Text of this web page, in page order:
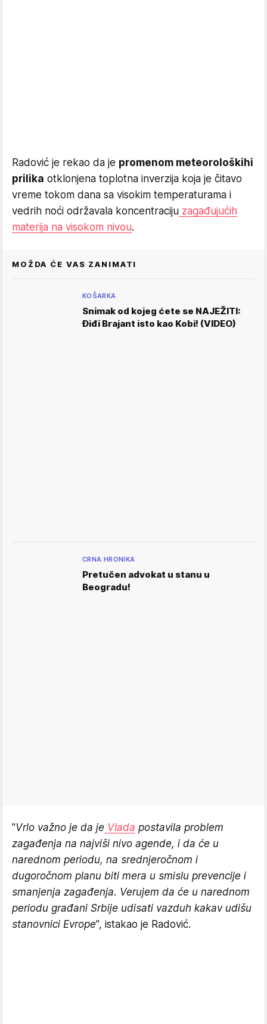
Radović je rekao da je promenom meteorološkihi
prilika otklonjena toplotna inverzija koja je čitavo
vreme tokom dana sa visokim temperaturama i
vedrih noći održavala koncentraciju zagađujućih
materija na visokom nivou.
MOŽDA ĆE VAS ZANIMATI
KOŠARKA
Snimak od kojeg ćete se NAJEŽITI:
Điđi Brajant isto kao Kobi! (VIDEO)
CRNA HRONIKA
Pretučen advokat u stanu u
Beogradu!
"Vrlo važno je da je Vlada postavila problem
zagađenja na najviši nivo agende, i da će u
narednom periodu, na srednjeročnom i
dugoročnom planu biti mera u smislu prevencije i
smanjenja zagađenja. Verujem da će u narednom
periodu građani Srbije udisati vazduh kakav udišu
stanovnici Evrope", istakao je Radović.